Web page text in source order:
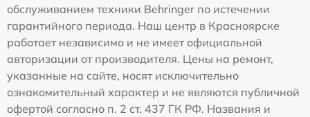
обслуживанием техники Behringer по истечении
гарантийного периода. Наш центр в Красноярске
работает независимо и не имеет официальной
авторизации от производителя. Цены на ремонт,
указанные на сайте, носят исключительно
ознакомительный характер и не являются публичной
офертой согласно п. 2 ст. 437 ГК РФ. Названия и